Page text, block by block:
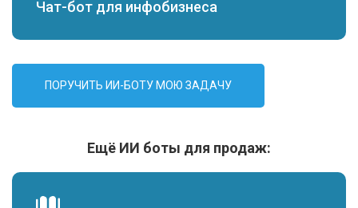
Чат-бот для инфобизнеса
ПОРУЧИТЬ ИИ-БОТУ МОЮ ЗАДАЧУ
Ещё ИИ боты для продаж: